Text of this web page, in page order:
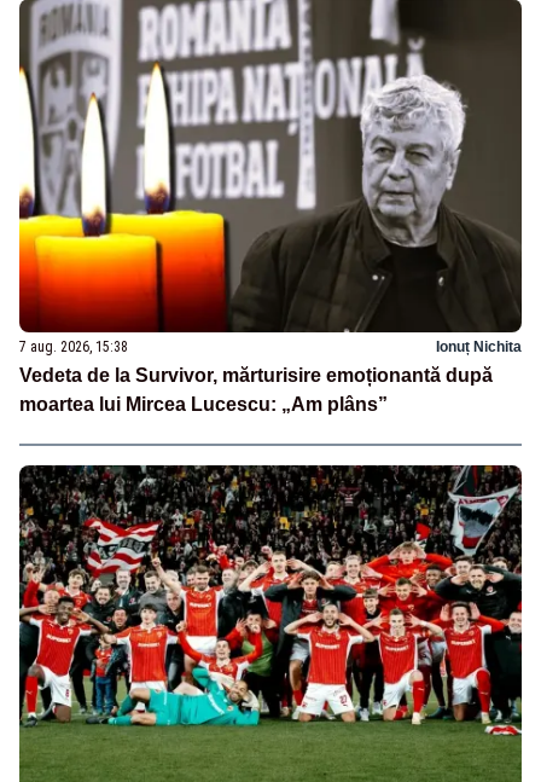
7 aug. 2026, 15:38 Ionuț Nichita
Vedeta de la Survivor, mărturisire emoționantă după
moartea lui Mircea Lucescu: „Am plâns”